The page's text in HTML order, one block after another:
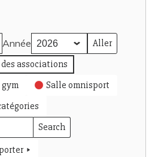
Année
associations
Salle omnisport
Search
Events